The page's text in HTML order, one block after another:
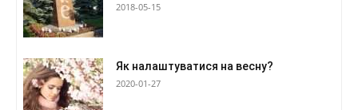
2018-05-15
Як налаштуватися на весну?
2020-01-27